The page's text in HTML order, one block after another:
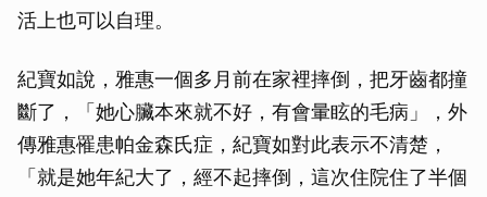
活上也可以自理。
紀寶如說，雅惠一個多月前在家裡摔倒，把牙齒都撞
斷了，「她心臟本來就不好，有會暈眩的毛病」，外
傳雅惠罹患帕金森氏症，紀寶如對此表示不清楚，
「就是她年紀大了，經不起摔倒，這次住院住了半個